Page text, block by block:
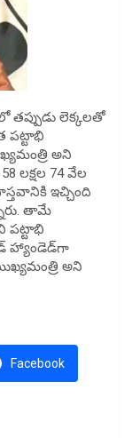
లెక్కలతో
పట్టాభి
అని
లక్షల 74 వేల
ఇచ్చింది
తామే
పట్టాభి
హ్యాండెడ్‌గా
అని
Facebook